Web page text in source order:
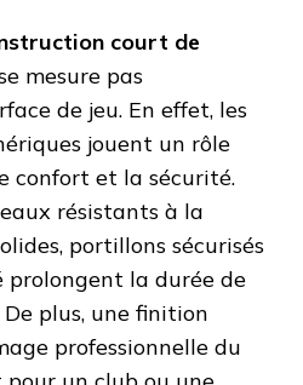
court de
mesure pas
de jeu. En effet, les
jouent un rôle
confort et la sécurité.
résistants à la
portillons sécurisés
la durée de
plus, une finition
professionnelle du